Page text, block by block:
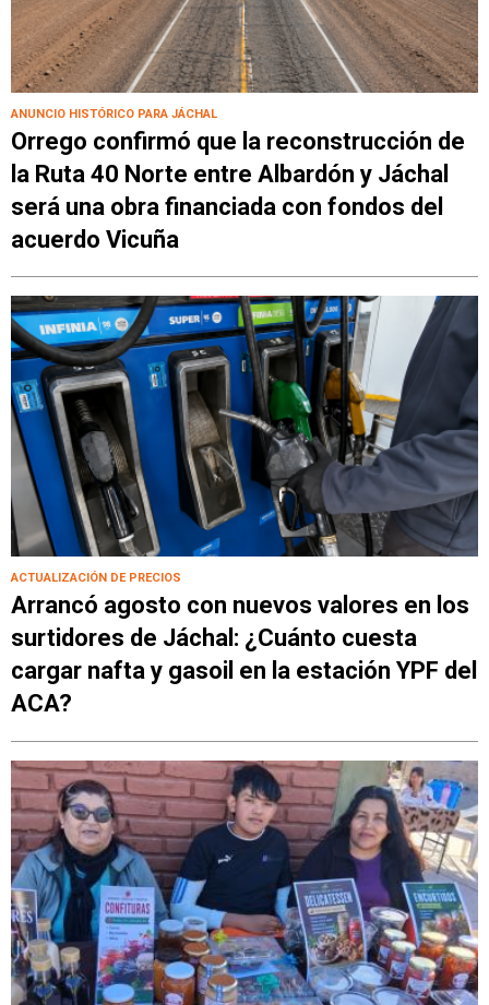
ANUNCIO HISTÓRICO PARA JÁCHAL
Orrego confirmó que la reconstrucción de
la Ruta 40 Norte entre Albardón y Jáchal
será una obra financiada con fondos del
acuerdo Vicuña
ACTUALIZACIÓN DE PRECIOS
Arrancó agosto con nuevos valores en los
surtidores de Jáchal: ¿Cuánto cuesta
cargar nafta y gasoil en la estación YPF del
ACA?